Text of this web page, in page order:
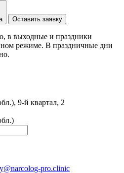
Оставить заявку
в выходные и праздники
режиме. В праздничные дни
9-й квартал, 2
pro.clinic